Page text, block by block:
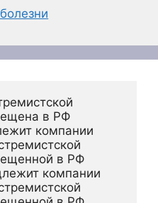
в РФ
компании
в РФ
компании